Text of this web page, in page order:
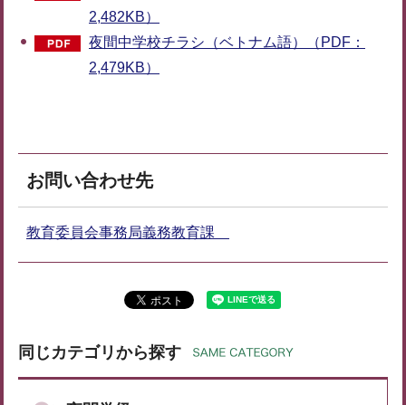
2,482KB）
夜間中学校チラシ（ベトナム語）（PDF：
2,479KB）
お問い合わせ先
教育委員会事務局義務教育課
同じカテゴリから探す